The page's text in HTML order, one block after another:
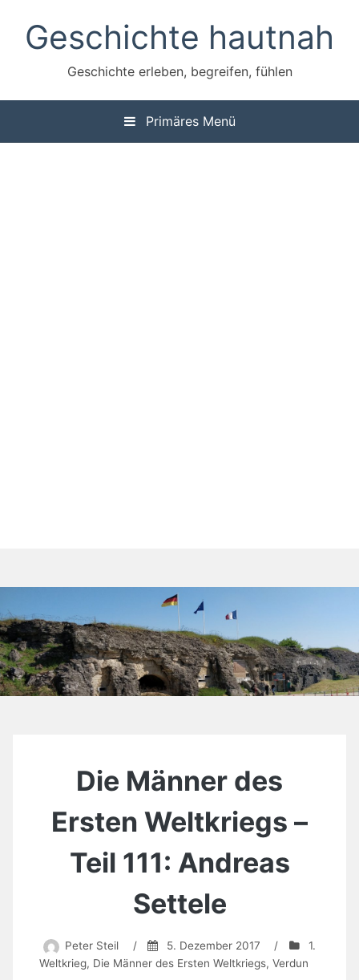
Inhalt
springenGeschichte hautnah
Geschichte erleben, begreifen, fühlen
Primäres Menü
Die Männer des
Ersten Weltkriegs –
Teil 111: Andreas
Settele
Peter Steil / 5. Dezember 2017 /
1.
Weltkrieg, Die Männer des Ersten Weltkriegs,Verdun